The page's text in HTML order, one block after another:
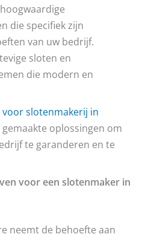
die specifiek zijn
van uw bedrijf.
sloten en
die modern en
slotenmakerij in
oplossingen om
te garanderen en te
voor een slotenmaker in
neemt de behoefte aan